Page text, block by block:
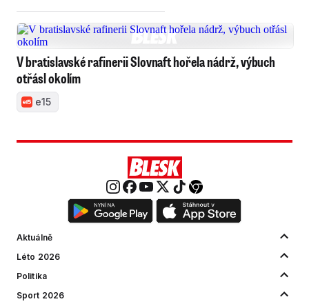
V bratislavské rafinerii Slovnaft hořela nádrž, výbuch
otřásl okolím
e15
Aktuálně
Léto 2026
Politika
Sport 2026